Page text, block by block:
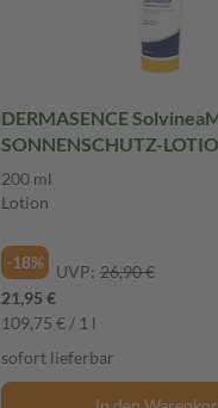
DERMASENCE
SONNENSCHUTZ-
200 ml
Lotion
-18% UVP: 26,90 €
21,95 €
109,75 € / 1 l
sofort lieferbar